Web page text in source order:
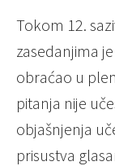
Tokom 12.
zasedanjima
obraćao u
pitanja nije
objašnjenja
prisustva